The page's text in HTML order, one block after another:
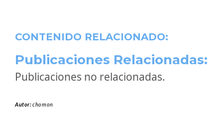
CONTENIDO RELACIONADO:
Publicaciones Relacionadas:
Publicaciones no relacionadas.
Autor:chomon